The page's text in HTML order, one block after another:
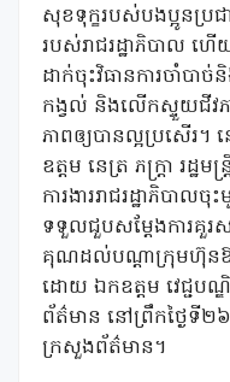
សុខទុក្ខរបស់បងប្អូនប្រជ
របស់រាជរដ្ឋាភិបាល ហើ
ដាក់ចុះវិធានការចាំបា
កង្វល់ និងលើកស្ទួយជីវ
ភាពឲ្យបានល្អប្រសើរ
ឧត្តម នេត្រ ភក្ត្រា រដ្
ការងាររាជរដ្ឋាភិបាលចុ
ទទួលជួបសម្តែងការគួ
គុណដល់បណ្តាក្រុមហ៊ុនឱស
ដោយ ឯកឧត្តម វេជ្ជប
ព័ត៌មាន នៅព្រឹកថ្ងៃទី២៦
ក្រសួងព័ត៌មាន។